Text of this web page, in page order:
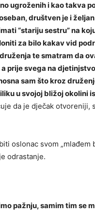
ugroženih i kao takva
društven je i
“stariju sestru” na
za bilo kakav vid
te smatram da
prije svega na
sam što kroz
u svojoj bližoj okolini
da je dječak otvoreniji,
oslonac svom „mlađem
odrastanje.
pažnju, samim tim se